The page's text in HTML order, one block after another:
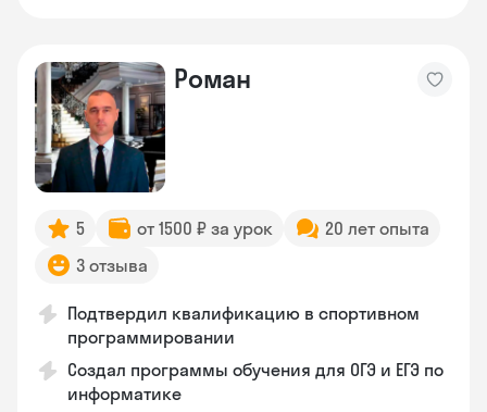
Роман
5 от 1500 ₽ за урок
20 лет опыта
3 отзыва
Подтвердил квалификацию в спортивном
программировании
Создал программы обучения для ОГЭ и ЕГЭ по
информатике